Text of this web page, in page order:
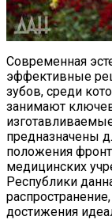
Современная
эффективные
зубов, среди
занимают
предназначены
положения
медицинских
Республики
достижения